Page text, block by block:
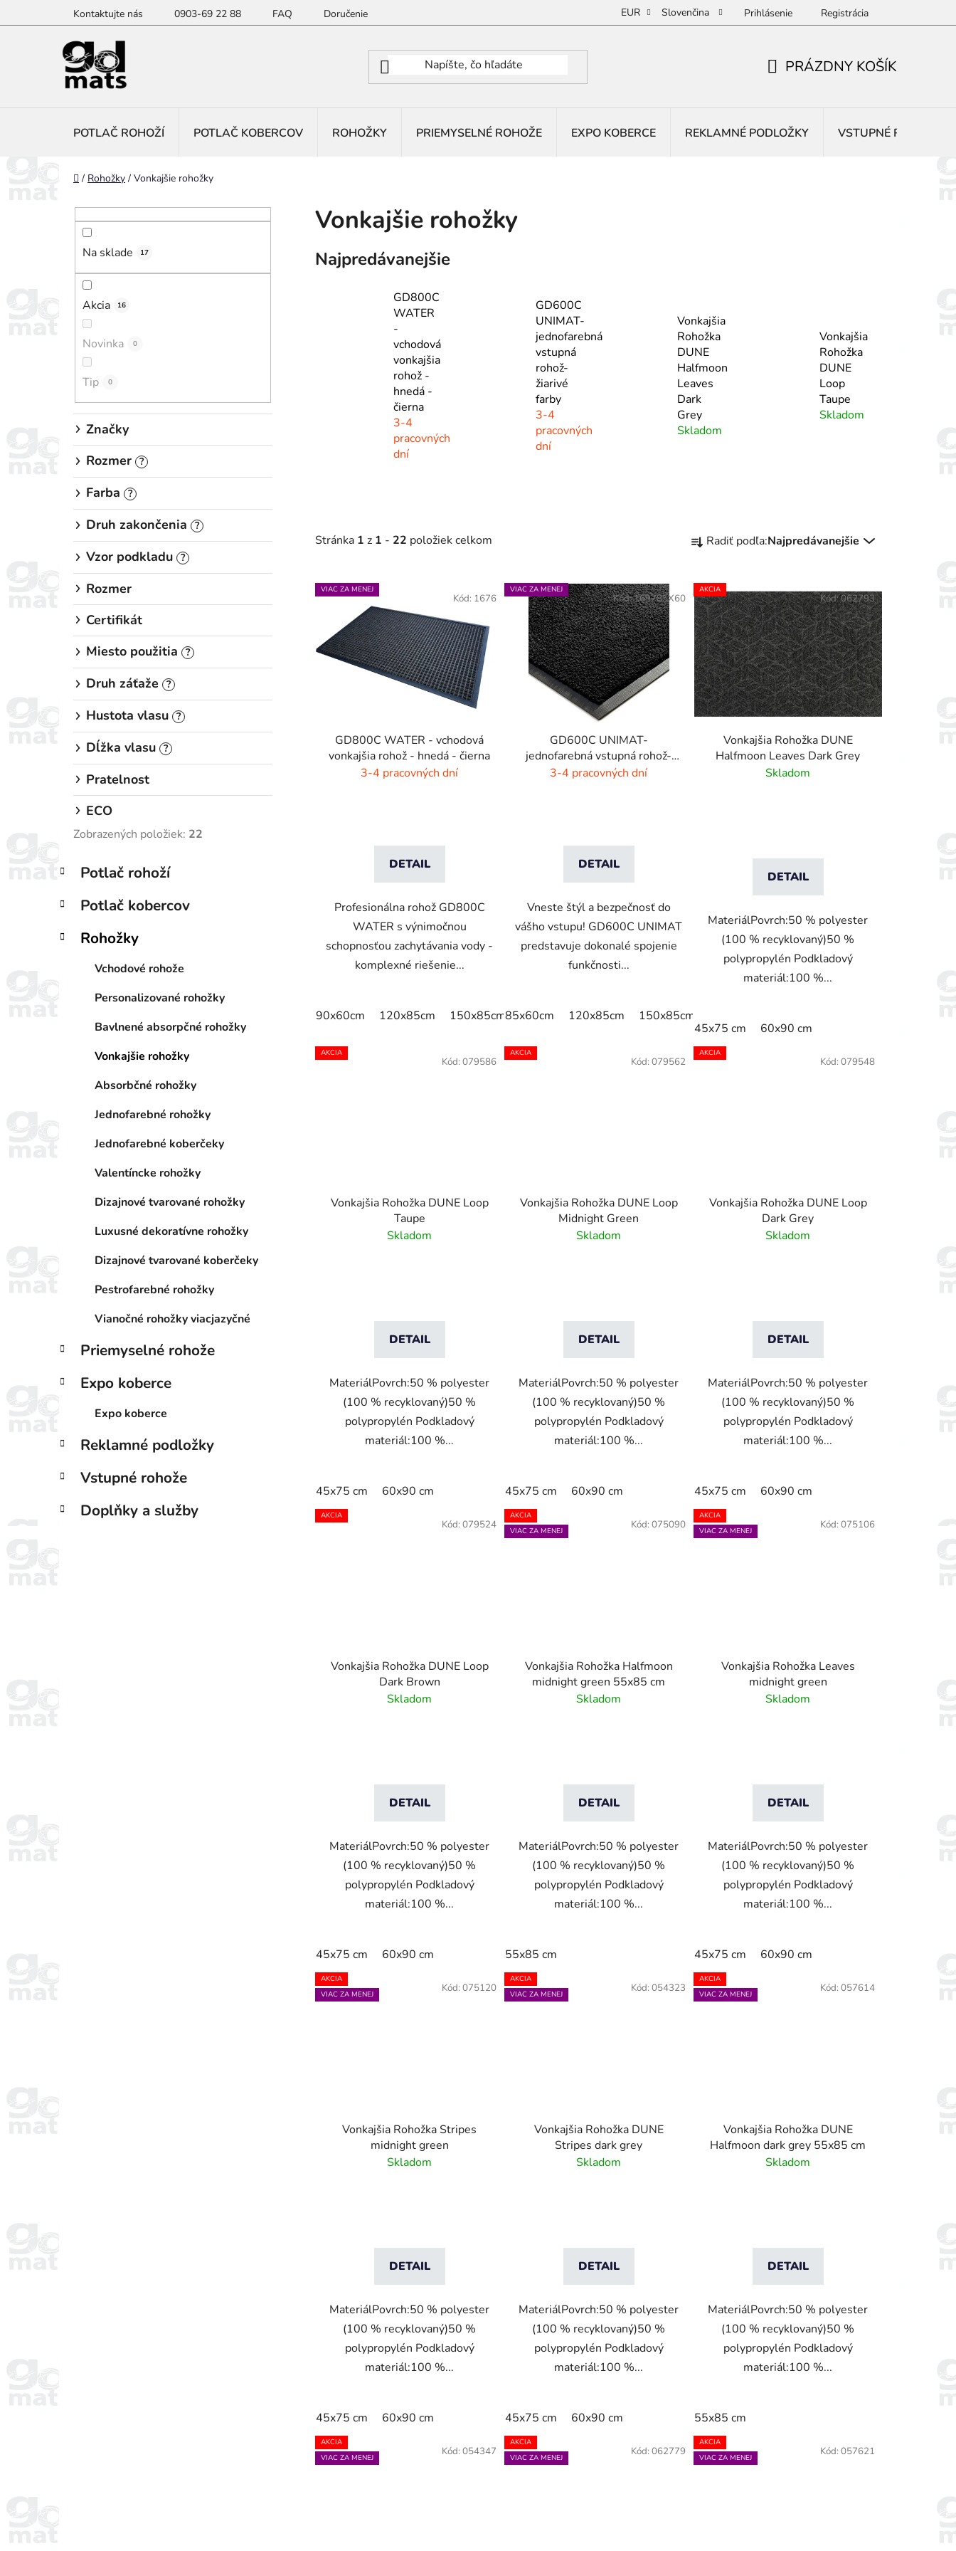
na
Kontaktujte nás 0903-69 22 88 FAQ Doručenie EUR Slovenčina Prihlásenie Registrácia
PRÁZDNY KOŠÍK
POTLAČ ROHOŽÍ POTLAČ KOBERCOV ROHOŽKY PRIEMYSELNÉ ROHOŽE EXPO KOBERCE REKLAMNÉ PODLOŽKY VSTUPNÉ ROHOŽE
Domov
/ Rohožky / Vonkajšie rohožky
Na sklade 17
Akcia 16
Novinka 0
Tip 0
Značky
Rozmer ?
Farba ?
Druh zakončenia ?
Vzor podkladu ?
Rozmer
Certifikát
Miesto použitia
?
Druh záťaže ?
Hustota vlasu ?
Dĺžka vlasu ?
Pratelnost
ECO
Zobrazených položiek: 22
Preskočiť
kategórie
K
a
e
ó
Potlač rohoží
Potlač kobercov
Rohožky
Vchodové rohože
Personalizované rohožky
Bavlnené absorpčné rohožky
Vonkajšie rohožky
Absorbčné rohožky
Jednofarebné rohožky
Jednofarebné koberčeky
Valentíncke rohožky
Dizajnové tvarované rohožky
Luxusné dekoratívne rohožky
Dizajnové tvarované koberčeky
Pestrofarebné rohožky
Vianočné rohožky viacjazyčné
Priemyselné rohože
Expo koberce
Expo koberce
Reklamné podložky
Vstupné rohože
Doplňky a služby
Vonkajšie rohožky
Najpredávanejšie
GD800C
WATER
-
vchodová
vonkajšia
rohož -
hnedá -
čierna
3-4
pracovných
dní
GD600C
UNIMAT-
jednofarebná
vstupná
rohož-
žiarivé
farby
3-4
pracovných
dní
Vonkajšia
Rohožka
DUNE
Halfmoon
Leaves
Dark
Grey
Skladom
Vonkajšia
Rohožka
DUNE
Loop
Taupe
Skladom
Stránka 1 z 1 - 22 položiek celkom
a
e
n
e
p
r
o
d
Radiť podľa:Najpredávanejšie
V
ý
s
VIAC ZA MENEJ
GD800C WATER - vchodová
vonkajšia rohož - hnedá - čierna
3-4 pracovných dní
DETAIL
Profesionálna rohož GD800C
WATER s výnimočnou
schopnosťou zachytávania vody -
komplexné riešenie...
90x60cm 120x85cm 150x85cm 175x115cm 240x115cm
Kód: 1676
VIAC ZA MENEJ
GD600C UNIMAT-
jednofarebná vstupná rohož-
žiarivé farby
3-4 pracovných dní
DETAIL
Vneste štýl a bezpečnosť do
vášho vstupu! GD600C UNIMAT
predstavuje dokonalé spojenie
funkčnosti...
85x60cm 120x85cm 150x85cm
Kód:169785X60
AKCIA
Vonkajšia Rohožka DUNE
Halfmoon Leaves Dark Grey
Skladom
DETAIL
MateriálPovrch:50 % polyester
(100 % recyklovaný)50 %
polypropylén Podkladový
materiál:100 %...
45x75 cm 60x90 cm
Kód:062793
AKCIA
Vonkajšia Rohožka DUNE Loop
Taupe
Skladom
DETAIL
MateriálPovrch:50 % polyester
(100 % recyklovaný)50 %
polypropylén Podkladový
materiál:100 %...
45x75 cm 60x90 cm
Kód: 079586
AKCIA
Vonkajšia Rohožka DUNE Loop
Midnight Green
Skladom
DETAIL
MateriálPovrch:50 % polyester
(100 % recyklovaný)50 %
polypropylén Podkladový
materiál:100 %...
45x75 cm 60x90 cm
Kód: 079562
AKCIA
Vonkajšia Rohožka DUNE Loop
Dark Grey
Skladom
DETAIL
MateriálPovrch:50 % polyester
(100 % recyklovaný)50 %
polypropylén Podkladový
materiál:100 %...
45x75 cm 60x90 cm
Kód: 079548
AKCIA
Vonkajšia Rohožka DUNE Loop
Dark Brown
Skladom
DETAIL
MateriálPovrch:50 % polyester
(100 % recyklovaný)50 %
polypropylén Podkladový
materiál:100 %...
45x75 cm 60x90 cm
Kód: 079524
AKCIA
VIAC ZA MENEJ
Vonkajšia Rohožka Halfmoon
midnight green 55x85 cm
Skladom
DETAIL
MateriálPovrch:50 % polyester
(100 % recyklovaný)50 %
polypropylén Podkladový
materiál:100 %...
55x85 cm
Kód: 075090
AKCIA
VIAC ZA MENEJ
Vonkajšia Rohožka Leaves
midnight green
Skladom
DETAIL
MateriálPovrch:50 % polyester
(100 % recyklovaný)50 %
polypropylén Podkladový
materiál:100 %...
45x75 cm 60x90 cm
Kód: 075106
AKCIA
VIAC ZA MENEJ
Vonkajšia Rohožka Stripes
midnight green
Skladom
DETAIL
MateriálPovrch:50 % polyester
(100 % recyklovaný)50 %
polypropylén Podkladový
materiál:100 %...
45x75 cm 60x90 cm
Kód: 075120
AKCIA
VIAC ZA MENEJ
Vonkajšia Rohožka DUNE
Stripes dark grey
Skladom
DETAIL
MateriálPovrch:50 % polyester
(100 % recyklovaný)50 %
polypropylén Podkladový
materiál:100 %...
45x75 cm 60x90 cm
Kód: 054323
AKCIA
VIAC ZA MENEJ
Vonkajšia Rohožka DUNE
Halfmoon dark grey 55x85 cm
Skladom
DETAIL
MateriálPovrch:50 % polyester
(100 % recyklovaný)50 %
polypropylén Podkladový
materiál:100 %...
55x85 cm
Kód: 057614
AKCIA
VIAC ZA MENEJ
Kód: 054347
AKCIA
VIAC ZA MENEJ
Kód: 062779
AKCIA
VIAC ZA MENEJ
Kód: 057621